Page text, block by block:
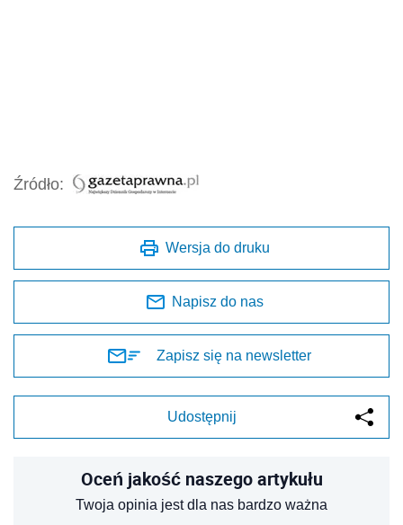
Źródło:
Wersja do druku
Napisz do nas
Zapisz się na newsletter
Udostępnij
Oceń jakość naszego artykułu
Twoja opinia jest dla nas bardzo ważna